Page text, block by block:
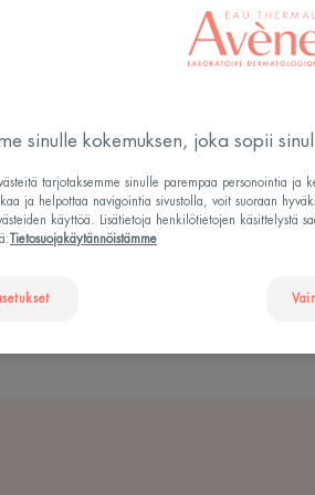
jatkamaan tehtäväänsä ja
vahvat luottamussuhteet
ansiota. Jotta voisimme
on myös sinun
tarkoittaa, että
-hoitotuotteen. Tehokas tapa
sinulle kokemuksen, joka sopii
tarjotaksemme sinulle parempaa personointia ja
ja helpottaa navigointia sivustolla, voit suoraan
käyttöä. Lisätietoja henkilötietojen käsittelystä
Tietosuojakäytännöistämme